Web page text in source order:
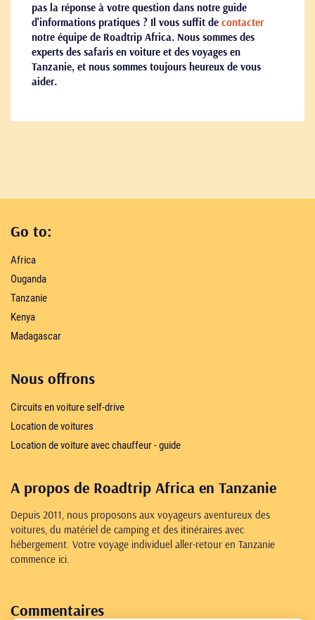
pas la réponse à votre question dans notre guide
d'informations pratiques ? Il vous suffit de contacter
notre équipe de Roadtrip Africa. Nous sommes des
experts des safaris en voiture et des voyages en
Tanzanie, et nous sommes toujours heureux de vous
aider.
Go to:
Africa
Ouganda
Tanzanie
Kenya
Madagascar
Nous offrons
Circuits en voiture self-drive
Location de voitures
Location de voiture avec chauffeur - guide
A propos de Roadtrip Africa en Tanzanie
Depuis 2011, nous proposons aux voyageurs aventureux des
voitures, du matériel de camping et des itinéraires avec
hébergement. Votre voyage individuel aller-retour en Tanzanie
commence ici.
Commentaires